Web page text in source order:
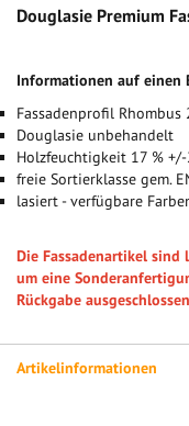
Douglasie Premium
Informationen auf einen
Fassadenprofil
Douglasie unbehandelt
Holzfeuchtigkeit 17 %
freie Sortierklasse gem.
lasiert - verfügbare
Die Fassadenartikel
um eine
Rückgabe
Artikelinformationen